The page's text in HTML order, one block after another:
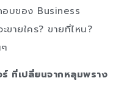
อบของ Business
ขายใคร? ขายที่ไหน?
ที่เปลี่ยนจากหลุมพราง